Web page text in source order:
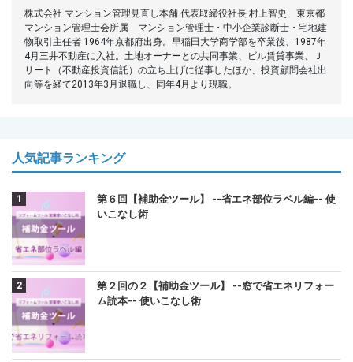
株式会社 マンション管理見直し本舗 代表取締役社長 村上智史 東京都
マンション管理士会所属 マンション管理士・中小企業診断士・宅地建
物取引主任者 1964年京都府出身。早稲田大学商学部を卒業後、1987年
4月三井不動産に入社。土地オーナーとの共同事業、ビル賃貸事業、Ｊ
リート（不動産投資信託）の立ち上げに従事したほか、投資顧問会社出
向等を経て2013年3月退職し、同年4月より現職。
人気記事ランキング
第６回【補助金ツール】 --省エネ部位ラベル編-- 使
いこなし術
第２回の２【補助金ツール】 --窓で省エネリフォー
ム読本-- 使いこなし術